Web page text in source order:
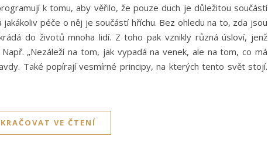
k tomu, aby věřilo, že pouze duch je důležitou součástí
péče o něj je součástí hříchu. Bez ohledu na to, zda jsou
do životů mnoha lidí. Z toho pak vznikly různá úsloví, jenž
„Nezáleží na tom, jak vypadá na venek, ale na tom, co má
Také popírají vesmírné principy, na kterých tento svět stojí.
VE ČTENÍ